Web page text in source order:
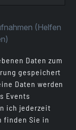
(Helfen
Daten zum
gespeichert
Daten werden
Events
ich jederzeit
finden Sie in